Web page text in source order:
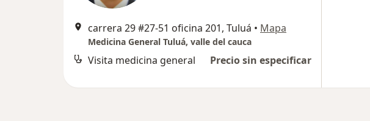
carrera 29 #27-51 oficina 201, Tuluá • Mapa
Medicina General Tuluá, valle del cauca
Visita medicina general Precio sin especificar